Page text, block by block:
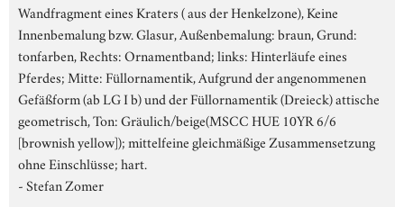
Wandfragment eines Kraters ( aus der Henkelzone), Keine
Innenbemalung bzw. Glasur, Außenbemalung: braun, Grund:
tonfarben, Rechts: Ornamentband; links: Hinterläufe eines
Pferdes; Mitte: Füllornamentik, Aufgrund der angenommenen
Gefäßform (ab LG I b) und der Füllornamentik (Dreieck) attische
geometrisch, Ton: Gräulich/beige(MSCC HUE 10YR 6/6
[brownish yellow]); mittelfeine gleichmäßige Zusammensetzung
ohne Einschlüsse; hart.
- Stefan Zomer